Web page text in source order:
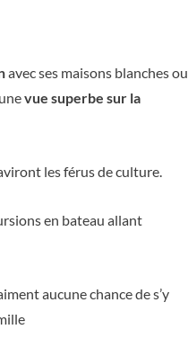
avec ses maisons blanches ou
vue superbe sur la
les férus de culture.
en bateau allant
aucune chance de s’y